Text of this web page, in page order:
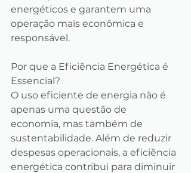
energéticos e garantem uma
operação mais econômica e
responsável.
Por que a Eficiência Energética é
Essencial?
O uso eficiente de energia não é
apenas uma questão de
economia, mas também de
sustentabilidade. Além de reduzir
despesas operacionais, a eficiência
energética contribui para diminuir